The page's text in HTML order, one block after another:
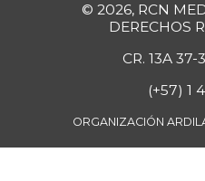
© 2026, RCN
DERECHOS
CR. 13A 37-
(+57) 1
ORGANIZACIÓN